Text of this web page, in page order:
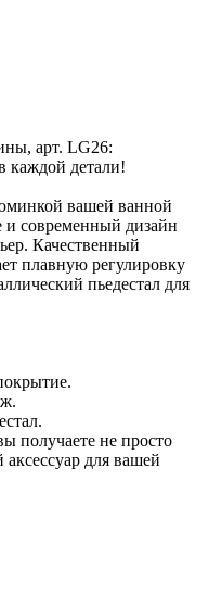
арт. LG26:
каждой детали!
вашей ванной
современный дизайн
Качественный
плавную регулировку
пьедестал для
получаете не просто
аксессуар для вашей